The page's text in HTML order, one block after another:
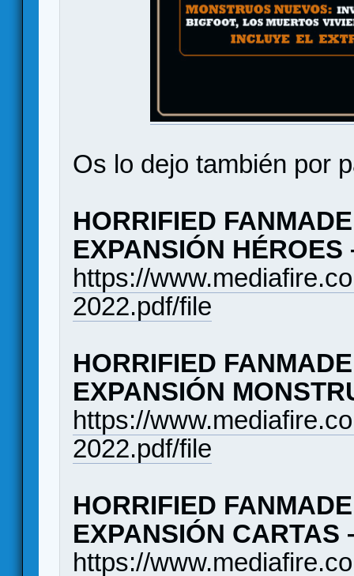
Os lo dejo también por
HORRIFIED
EXPANSIÓN HÉROES
https://
2022.pdf/file
HORRIFIED
EXPANSIÓN
https://
2022.pdf/file
HORRIFIED
EXPANSIÓN CARTAS
https://